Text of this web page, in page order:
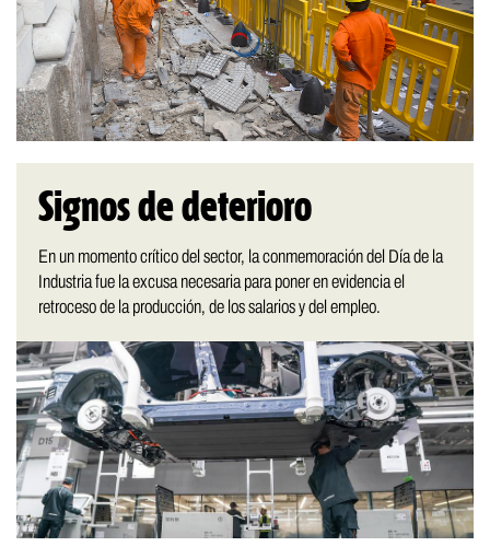
Signos de deterioro
En un momento crítico del sector, la conmemoración del Día de la
Industria fue la excusa necesaria para poner en evidencia el
retroceso de la producción, de los salarios y del empleo.